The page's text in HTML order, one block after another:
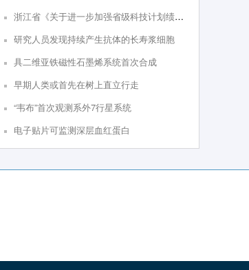
浙江省《关于进一步加强省级科技计划绩效评价的实施意见（试行）》
研究人员发现持续产生抗体的长寿浆细胞
具二维亚铁磁性石墨烯系统首次合成
早期人类或首先在树上直立行走
“韦布”首次观测系外7行星系统
电子贴片可监测深层血红蛋白